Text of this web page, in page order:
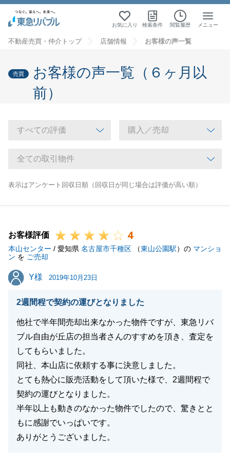
お気に入り 検索条件 閲覧履歴 メニュー
不動産売買・仲介トップ 店舗情報 お客様の声一覧
売買
お客様の声一覧（６ヶ月以
前）
表示はアンケート回収日順（回収日が同じ場合は評価が高い順）
お客様評価 4
本山センター / 愛知県 名古屋市千種区 （東山公園駅）の マンショ
ン を ご売却
Y様
Y様 2019年10月23日
2週間程で契約の運びとなりました
他社で半年間売却出来なかった物件ですが、東急リバ
ブル自由が丘店の担当者さんのすすめを頂き、査定を
してもらいました。
同社、本山店に依頼する事に決意しました。
とても熱心に販売活動をして頂いた様で、2週間程で
契約の運びとなりました。
半年以上も動きのなかった物件でしたので、驚きとと
もに感謝でいっぱいです。
ありがとうございました。